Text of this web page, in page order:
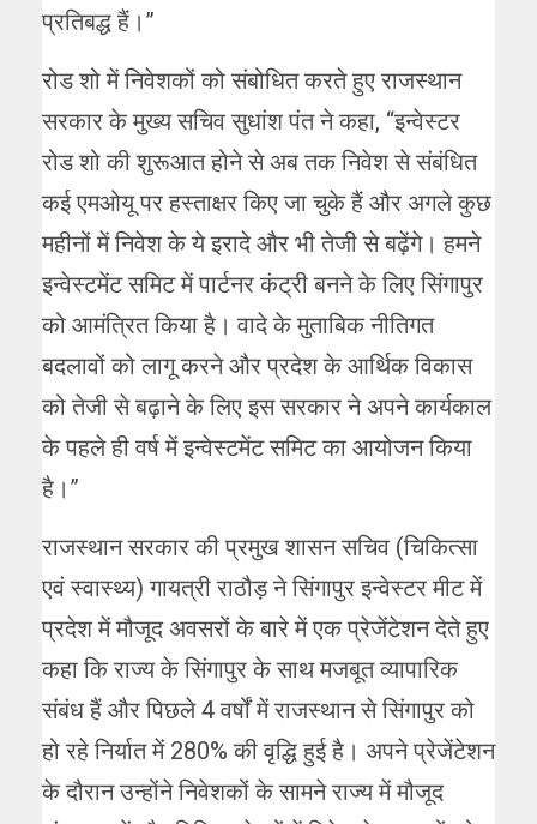
प्रतिबद्ध हैं।”
रोड शो में निवेशकों को संबोधित करते हुए राजस्थान
सरकार के मुख्य सचिव सुधांश पंत ने कहा, “इन्वेस्टर
रोड शो की शुरूआत होने से अब तक निवेश से संबंधित
कई एमओयू पर हस्ताक्षर किए जा चुके हैं और अगले कुछ
महीनों में निवेश के ये इरादे और भी तेजी से बढ़ेंगे। हमने
इन्वेस्टमेंट समिट में पार्टनर कंट्री बनने के लिए सिंगापुर
को आमंत्रित किया है। वादे के मुताबिक नीतिगत
बदलावों को लागू करने और प्रदेश के आर्थिक विकास
को तेजी से बढ़ाने के लिए इस सरकार ने अपने कार्यकाल
के पहले ही वर्ष में इन्वेस्टमेंट समिट का आयोजन किया
है।”
राजस्थान सरकार की प्रमुख शासन सचिव (चिकित्सा
एवं स्वास्थ्य) गायत्री राठौड़ ने सिंगापुर इन्वेस्टर मीट में
प्रदेश में मौजूद अवसरों के बारे में एक प्रेजेंटेशन देते हुए
कहा कि राज्य के सिंगापुर के साथ मजबूत व्यापारिक
संबंध हैं और पिछले 4 वर्षों में राजस्थान से सिंगापुर को
हो रहे निर्यात में 280% की वृद्धि हुई है। अपने प्रेजेंटेशन
के दौरान उन्होंने निवेशकों के सामने राज्य में मौजूद